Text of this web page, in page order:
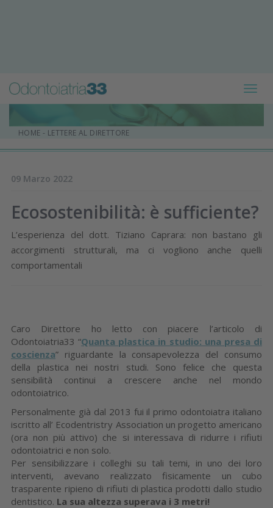
HOME - LETTERE AL DIRETTORE
09 Marzo 2022
Ecosostenibilità: è sufficiente?
L’esperienza del dott. Tiziano Caprara: non bastano gli
accorgimenti strutturali, ma ci vogliono anche quelli
comportamentali
Caro Direttore ho letto con piacere l’articolo di
Odontoiatria33 “Quanta plastica in studio: una presa di
coscienza” riguardante la consapevolezza del consumo
della plastica nei nostri studi. Sono felice che questa
sensibilità continui a crescere anche nel mondo
odontoiatrico.
Personalmente già dal 2013 fui il primo odontoiatra italiano
iscritto all’ Ecodentristry Association un progetto americano
(ora non più attivo) che si interessava di ridurre i rifiuti
odontoiatrici e non solo.
Per sensibilizzare i colleghi su tali temi, in uno dei loro
interventi, avevano realizzato fisicamente un cubo
trasparente ripieno di rifiuti di plastica prodotti dallo studio
dentistico. La sua altezza superava i 3 metri!